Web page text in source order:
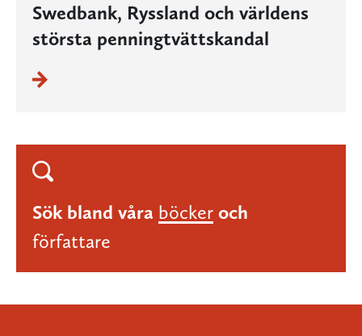
Swedbank, Ryssland och världens
största penningtvättskandal
Sök bland våra böcker och
författare